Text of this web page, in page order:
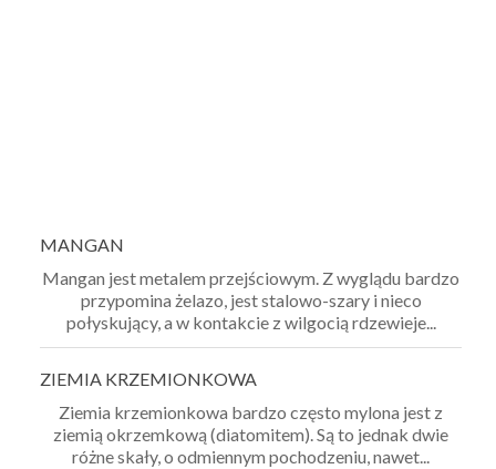
MANGAN
Mangan jest metalem przejściowym. Z wyglądu bardzo
przypomina żelazo, jest stalowo-szary i nieco
połyskujący, a w kontakcie z wilgocią rdzewieje...
ZIEMIA KRZEMIONKOWA
Ziemia krzemionkowa bardzo często mylona jest z
ziemią okrzemkową (diatomitem). Są to jednak dwie
różne skały, o odmiennym pochodzeniu, nawet...